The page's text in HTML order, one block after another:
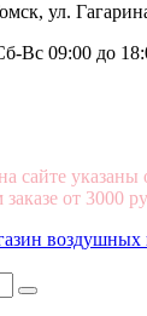
ул.
Вс 09:00 до
сайте
от 3000